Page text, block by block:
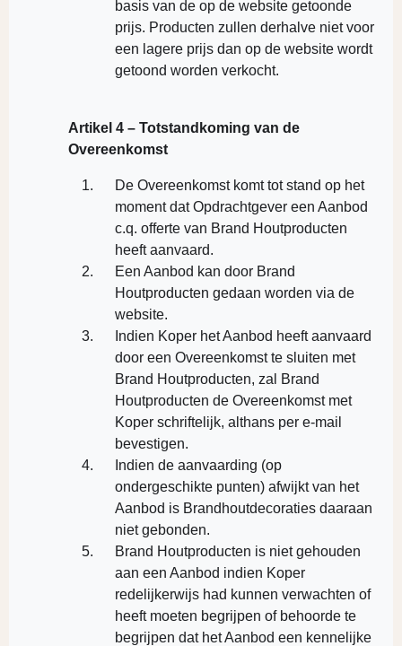
basis van de op de website getoonde
prijs. Producten zullen derhalve niet voor
een lagere prijs dan op de website wordt
getoond worden verkocht.
Artikel 4 – Totstandkoming van de
Overeenkomst
De Overeenkomst komt tot stand op het
moment dat Opdrachtgever een Aanbod
c.q. offerte van Brand Houtproducten
heeft aanvaard.
Een Aanbod kan door Brand
Houtproducten gedaan worden via de
website.
Indien Koper het Aanbod heeft aanvaard
door een Overeenkomst te sluiten met
Brand Houtproducten, zal Brand
Houtproducten de Overeenkomst met
Koper schriftelijk, althans per e-mail
bevestigen.
Indien de aanvaarding (op
ondergeschikte punten) afwijkt van het
Aanbod is Brandhoutdecoraties daaraan
niet gebonden.
Brand Houtproducten is niet gehouden
aan een Aanbod indien Koper
redelijkerwijs had kunnen verwachten of
heeft moeten begrijpen of behoorde te
begrijpen dat het Aanbod een kennelijke